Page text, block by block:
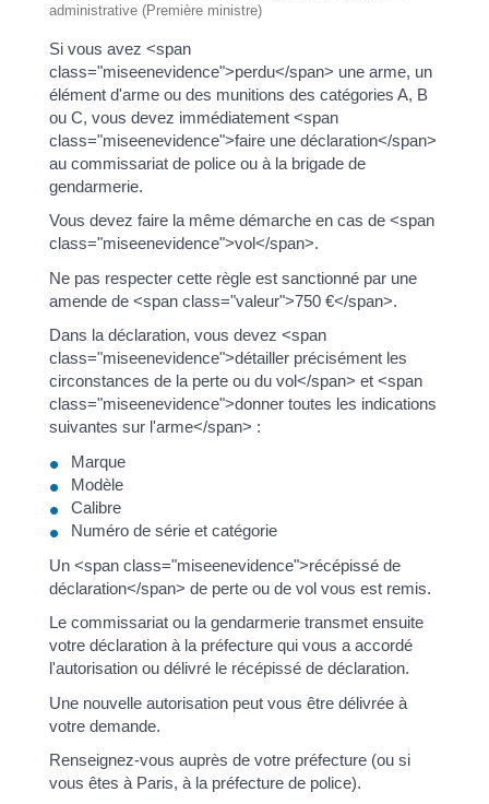
administrative (Première ministre)
Si vous avez <span
class="miseenevidence">perdu</span> une arme, un
élément d'arme ou des munitions des catégories A, B
ou C, vous devez immédiatement <span
class="miseenevidence">faire une déclaration</span>
au commissariat de police ou à la brigade de
gendarmerie.
Vous devez faire la même démarche en cas de <span
class="miseenevidence">vol</span>.
Ne pas respecter cette règle est sanctionné par une
amende de <span class="valeur">750 €</span>.
Dans la déclaration, vous devez <span
class="miseenevidence">détailler précisément les
circonstances de la perte ou du vol</span> et <span
class="miseenevidence">donner toutes les indications
suivantes sur l'arme</span> :
Marque
Modèle
Calibre
Numéro de série et catégorie
Un <span class="miseenevidence">récépissé de
déclaration</span> de perte ou de vol vous est remis.
Le commissariat ou la gendarmerie transmet ensuite
votre déclaration à la préfecture qui vous a accordé
l'autorisation ou délivré le récépissé de déclaration.
Une nouvelle autorisation peut vous être délivrée à
votre demande.
Renseignez-vous auprès de votre préfecture (ou si
vous êtes à Paris, à la préfecture de police).